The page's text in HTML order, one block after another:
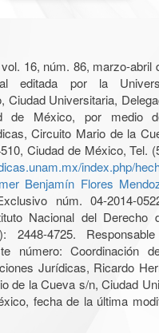
16, núm. 86, marzo-abril
editada por la
Ciudad Universitaria,
de México, por medio
Circuito Mario de la
Ciudad de México, Tel.
index.php/
Benjamín Flores
núm. 04-2014-
Nacional del Derecho
2448-4725.
número: Coordinación
Jurídicas, Ricardo
de la Cueva s/n, Ciudad
fecha de la última